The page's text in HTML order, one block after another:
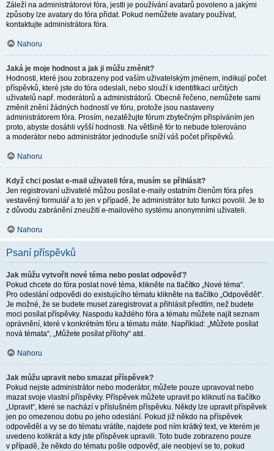
Záleží na administrátorovi fóra, jestli je používání avatarů povoleno a jakými
způsoby lze avatary do fóra přidat. Pokud nemůžete avatary používat,
kontaktujte administrátora fóra.
Nahoru
Jaká je moje hodnost a jak ji můžu změnit?
Hodnosti, které jsou zobrazeny pod vaším uživatelským jménem, indikují počet
příspěvků, které jste do fóra odeslali, nebo slouží k identifikaci určitých
uživatelů např. moderátorů a administrátorů. Obecně řečeno, nemůžete sami
změnit znění žádných hodností ve fóru, protože jsou nastaveny
administrátorem fóra. Prosím, nezatěžujte fórum zbytečným přispíváním jen
proto, abyste dosáhli vyšší hodnosti. Na většině fór to nebude tolerováno
a moderátor nebo administrátor jednoduše sníží váš počet příspěvků.
Nahoru
Když chci poslat e-mail uživateli fóra, musím se přihlásit?
Jen registrovaní uživatelé můžou posílat e-maily ostatním členům fóra přes
vestavěný formulář a to jen v případě, že administrátor tuto funkci povolil. Je to
z důvodu zabránění zneužití e-mailového systému anonymními uživateli.
Nahoru
Psaní příspěvků
Jak můžu vytvořit nové téma nebo poslat odpověď?
Pokud chcete do fóra poslat nové téma, klikněte na tlačítko „Nové téma“.
Pro odeslání odpovědi do existujícího tématu klikněte na tlačítko „Odpovědět“.
Je možné, že se budete muset zaregistrovat a přihlásit předtím, než budete
moci posílat příspěvky. Naspodu každého fóra a tématu můžete najít seznam
oprávnění, které v konkrétním fóru a tématu máte. Například: „Můžete posílat
nová témata“, „Můžete posílat přílohy“ atd.
Nahoru
Jak můžu upravit nebo smazat příspěvek?
Pokud nejste administrátor nebo moderátor, můžete pouze upravovat nebo
mazat svoje vlastní příspěvky. Příspěvek můžete upravit po kliknutí na tlačítko
„Upravit“, které se nachází v příslušném příspěvku. Někdy lze upravit příspěvek
jen po omezenou dobu po jeho odeslání. Pokud již někdo na příspěvek
odpověděl a vy se do tématu vrátíte, najdete pod ním krátký text, ve kterém je
uvedeno kolikrát a kdy jste příspěvek upravili. Toto bude zobrazeno pouze
v případě, že někdo do tématu pošle odpověď, ale neobjeví se to, pokud